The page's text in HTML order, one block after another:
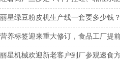
丽星绿豆粉皮机生产线一套要多少钱？